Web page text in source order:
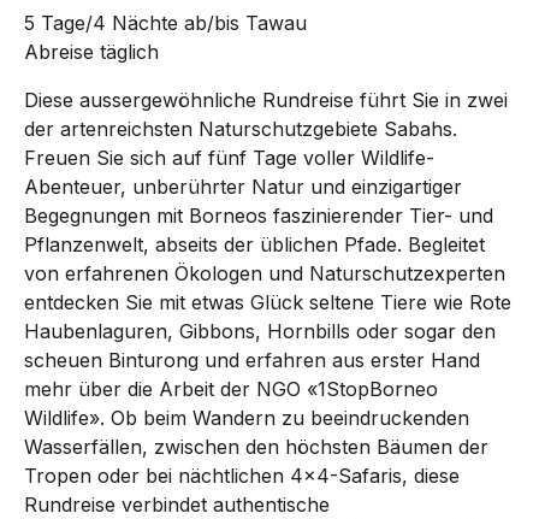
5 Tage/4 Nächte ab/bis Tawau
Abreise täglich
Diese aussergewöhnliche Rundreise führt Sie in zwei
der artenreichsten Naturschutzgebiete Sabahs.
Freuen Sie sich auf fünf Tage voller Wildlife-
Abenteuer, unberührter Natur und einzigartiger
Begegnungen mit Borneos faszinierender Tier- und
Pflanzenwelt, abseits der üblichen Pfade. Begleitet
von erfahrenen Ökologen und Naturschutzexperten
entdecken Sie mit etwas Glück seltene Tiere wie Rote
Haubenlaguren, Gibbons, Hornbills oder sogar den
scheuen Binturong und erfahren aus erster Hand
mehr über die Arbeit der NGO «1StopBorneo
Wildlife». Ob beim Wandern zu beeindruckenden
Wasserfällen, zwischen den höchsten Bäumen der
Tropen oder bei nächtlichen 4x4-Safaris, diese
Rundreise verbindet authentische